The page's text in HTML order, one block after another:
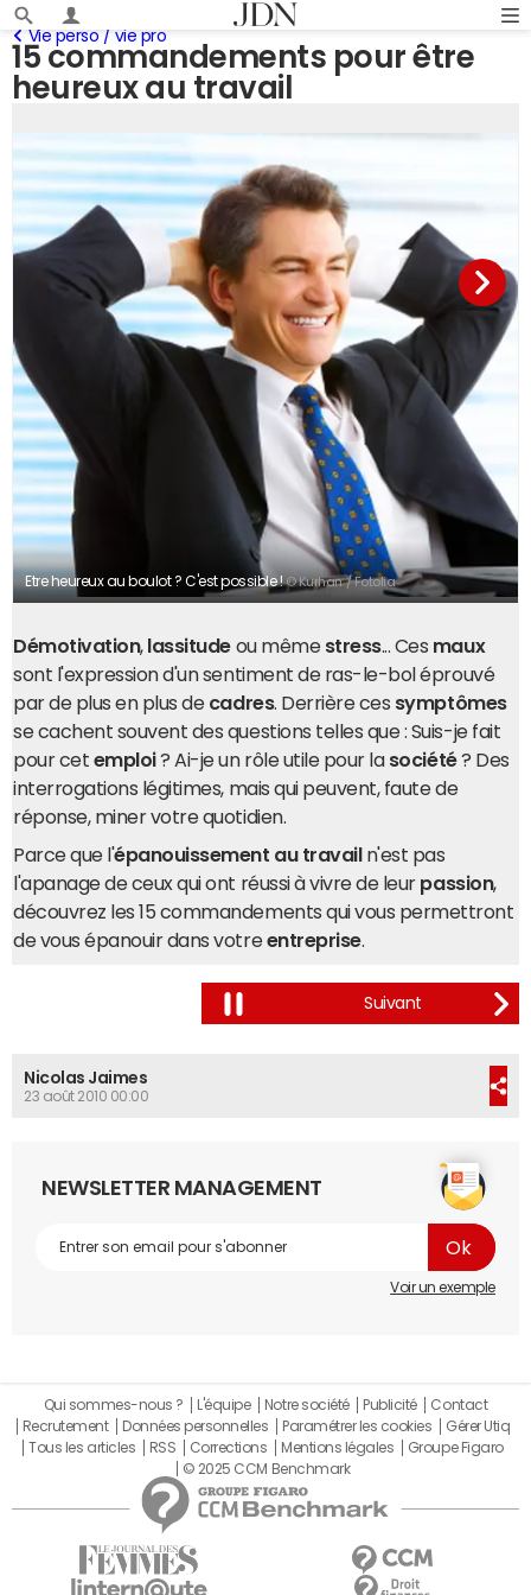
15 commandements pour être
heureux au travail
Vie perso / vie pro
Etre heureux au boulot ? C'est possible !© Kurhan / Fotolia
Démotivation, lassitudeou même stress... Ces maux
sont l'expression d'un sentiment de ras-le-bol éprouvé
par de plus en plus de cadres. Derrière ces symptômes
se cachent souvent des questions telles que : Suis-je fait
pour cet emploi? Ai-je un rôle utile pour la société? Des
interrogations légitimes, mais qui peuvent, faute de
réponse, miner votre quotidien.
Parce que l'épanouissement au travail n'est pas
l'apanage de ceux qui ont réussi à vivre de leur passion,
découvrez les 15 commandements qui vous permettront
de vous épanouir dans votre entreprise.
Nicolas Jaimes
23 août 2010 00:00
NEWSLETTER MANAGEMENT
Voir un exemple
Qui sommes-nous ? L'équipe Notre société Publicité
Contact
Recrutement
Données personnelles Paramétrer les cookies
Gérer Utiq
Tous les articles
RSS Corrections Mentions légales
Groupe Figaro
© 2025 CCM Benchmark